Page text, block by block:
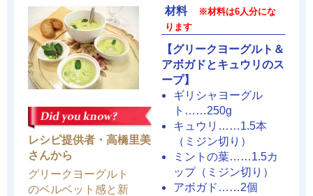
レシピ提供者・高橋里美
さんから
グリークヨーグルト
のベルベット感と新
材料
※材料は6人分にな
ります
【グリークヨーグルト＆
アボガドとキュウリのス
ープ】
ギリシャヨーグル
ト……250g
キュウリ……1.5本
（ミジン切り）
ミントの葉……1.5カ
ップ（ミジン切り）
アボガド……2個